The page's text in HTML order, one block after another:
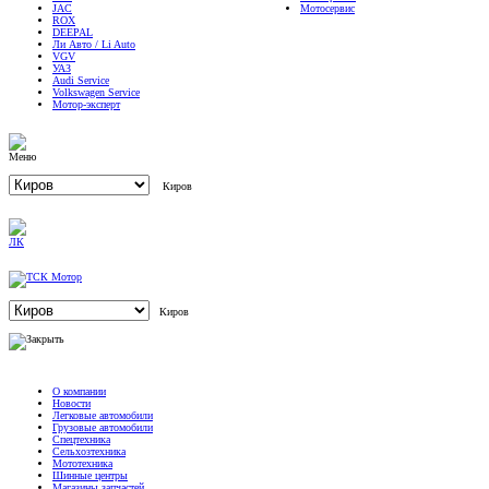
JAC
ROX
DEEPAL
Ли Авто / Li Auto
VGV
УАЗ
Audi Service
Volkswagen Service
Мотор-эксперт
Мотосервис
Киров
Киров
О компании
Новости
Легковые автомобили
Грузовые автомобили
Спецтехника
Сельхозтехника
Мототехника
Шинные центры